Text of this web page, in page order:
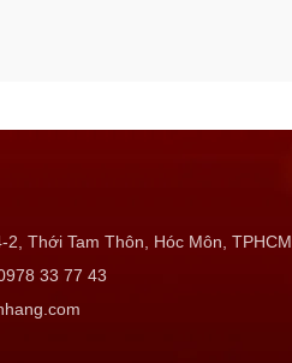
Thới Tam Thôn, Hóc Môn, TPHCM
33 77 43